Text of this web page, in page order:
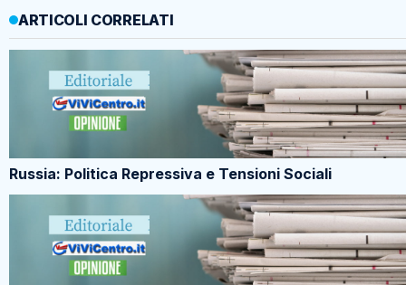
ARTICOLI CORRELATI
Russia: Politica Repressiva e Tensioni Sociali